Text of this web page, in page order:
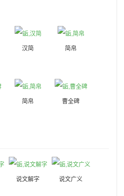
汉简 简帛
简帛 曹全碑
说文解字 说文广义